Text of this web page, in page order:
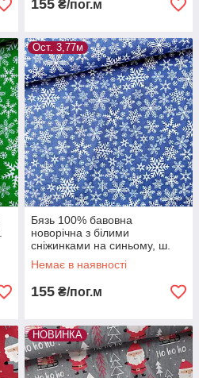
155 ₴/пог.м
Ост. 3,77м
Бязь 100% бавовна
новорічна з білими
сніжинками на синьому, ш.
160 см
Немає в наявності
155 ₴/пог.м
НОВИНКА